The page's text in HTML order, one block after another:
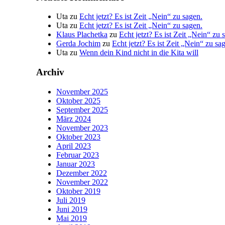
Uta zu Echt jetzt? Es ist Zeit „Nein“ zu sagen.
Uta zu Echt jetzt? Es ist Zeit „Nein“ zu sagen.
Klaus Plachetka zu Echt jetzt? Es ist Zeit „Nein“ zu
Gerda Jochim zu Echt jetzt? Es ist Zeit „Nein“ zu
Uta zu Wenn dein Kind nicht in die Kita will
Archiv
November 2025
Oktober 2025
September 2025
März 2024
November 2023
Oktober 2023
April 2023
Februar 2023
Januar 2023
Dezember 2022
November 2022
Oktober 2019
Juli 2019
Juni 2019
Mai 2019